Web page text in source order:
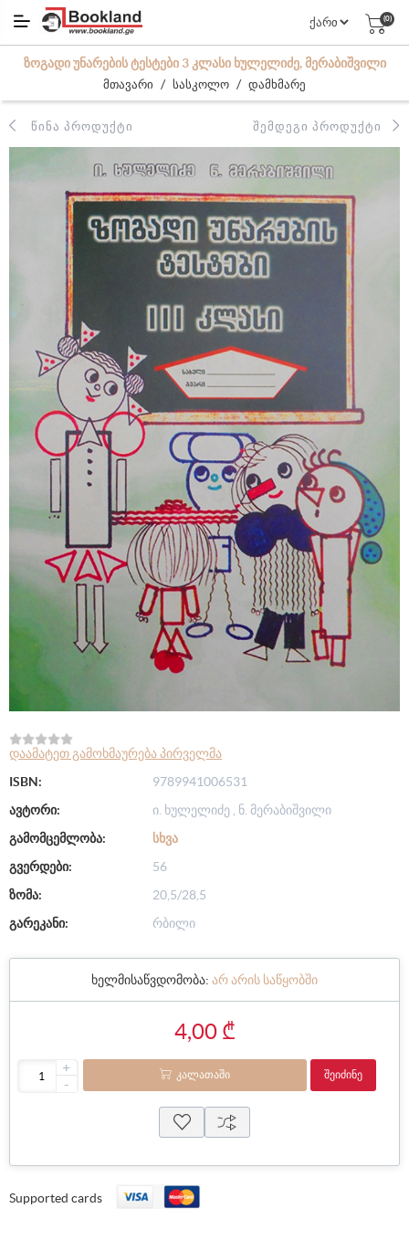
(0)
ᲖᲝᲒᲐᲓᲘ ᲣᲜᲐᲠᲔᲑᲘᲡ ᲢᲔᲡᲢᲔᲑᲘ 3 ᲙᲚᲐᲡᲘ ᲮᲣᲚᲔᲚᲘᲫᲔ, ᲛᲔᲠᲐᲑᲘᲨᲕᲘᲚᲘ
მთავარი / სასკოლო / დამხმარე
ᲬᲘᲜᲐ ᲞᲠᲝᲓᲣᲥᲢᲘ ᲨᲔᲛᲓᲔᲒᲘ ᲞᲠᲝᲓᲣᲥᲢᲘ
დაამატეთ გამოხმაურება პირველმა
ISBN:
9789941006531
ავტორი:
ი. ხულელიძე , ნ. მერაბიშვილი
გამომცემლობა:
ᲡᲮᲕᲐ
გვერდები:
56
ზომა:
20,5/28,5
გარეკანი:
რბილი
ხელმისაწვდომობა: არ არის საწყობში
4,00 ₾
+
-
ᲙᲐᲚᲐᲗᲐᲨᲘ ᲨᲔᲘᲫᲘᲜᲔ
Supported cards